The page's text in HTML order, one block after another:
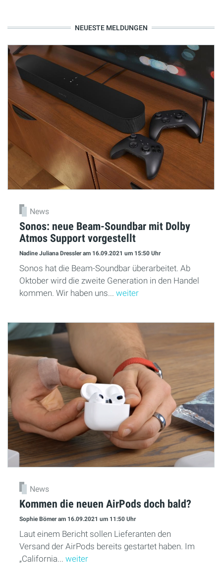
NEUESTE MELDUNGEN
News
Sonos: neue Beam-Soundbar mit Dolby
Atmos Support vorgestellt
Nadine Juliana Dressleram 16.09.2021 um 15:50 Uhr
Sonos hat die Beam-Soundbar überarbeitet. Ab
Oktober wird die zweite Generation in den Handel
kommen. Wir haben uns... weiter
News
Kommen die neuen AirPods doch bald?
Sophie Bömeram 16.09.2021 um 11:50 Uhr
Laut einem Bericht sollen Lieferanten den
Versand der AirPods bereits gestartet haben. Im
„California... weiter